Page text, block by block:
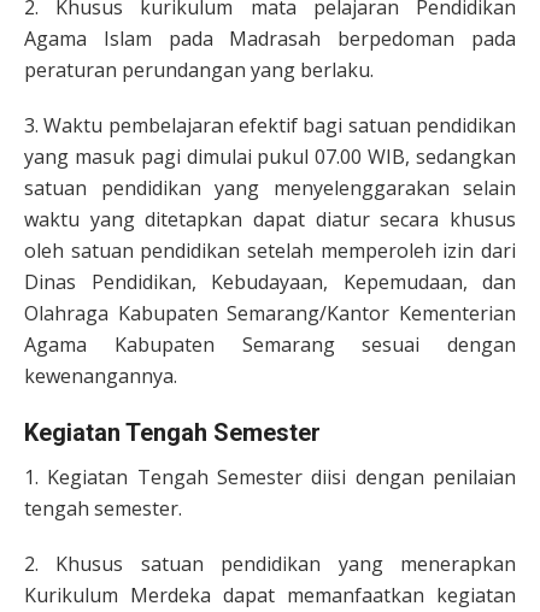
2. Khusus kurikulum mata pelajaran Pendidikan
Agama Islam pada Madrasah berpedoman pada
peraturan perundangan yang berlaku.
3. Waktu pembelajaran efektif bagi satuan pendidikan
yang masuk pagi dimulai pukul 07.00 WIB, sedangkan
satuan pendidikan yang menyelenggarakan selain
waktu yang ditetapkan dapat diatur secara khusus
oleh satuan pendidikan setelah memperoleh izin dari
Dinas Pendidikan, Kebudayaan, Kepemudaan, dan
Olahraga Kabupaten Semarang/Kantor Kementerian
Agama Kabupaten Semarang sesuai dengan
kewenangannya.
Kegiatan Tengah Semester
1. Kegiatan Tengah Semester diisi dengan penilaian
tengah semester.
2. Khusus satuan pendidikan yang menerapkan
Kurikulum Merdeka dapat memanfaatkan kegiatan